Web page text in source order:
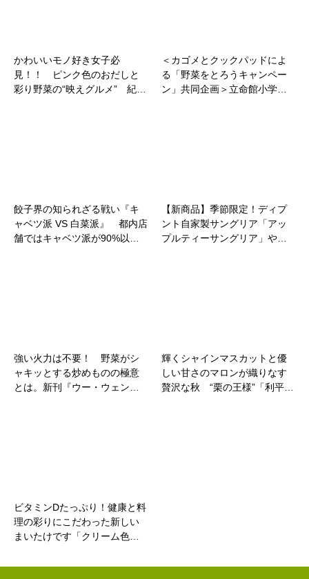
かわいいモノ好き女子必
見！！ ピンク色のおだしと
彩り野菜の“映えグルメ” 紀…
＜カゴメとクックパッドによ
る「野菜をとろうキャンペー
ン」共同企画＞立命館小学…
餃子界の知られざる戦い『キ
ャベツ派 VS 白菜派』 都内店
舗ではキャベツ派が90%以…
【新商品】季節限定！ディプ
ント自家製サングリア「アッ
プルティーサングリア」や…
強い火力は不要！ 野菜がシ
ャキッとする炒めものの極意
とは。新刊『ウー・ウェン…
輝くシャインマスカットと優
しい甘さのマロンが織りなす
贅沢な秋 “栗の王様”「利平…
ビタミンDたっぷり！健康と料
理の彩りにこだわった新しい
まいたけです「クリーム色…